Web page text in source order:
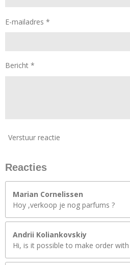
E-mailadres *
Bericht *
Verstuur reactie
Reacties
Marian Cornelissen
Hoy ,verkoop je nog parfums ?
Andrii Koliankovskiy
Hi, is it possible to make order